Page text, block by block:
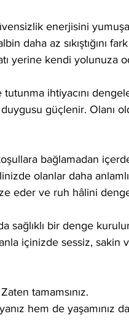
enerjisini
daha az sıkıştığını
yerine kendi yolunuza
tutunma ihtiyacını
güçlenir. Olanı
bağlamadan
olanlar daha
eder ve ruh hâlini
sağlıklı bir denge
içinizde sessiz,
tamamsınız.
hem de yaşamınız